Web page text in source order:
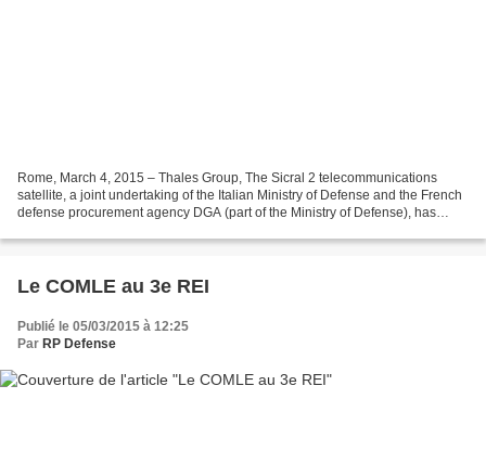
Rome, March 4, 2015 – Thales Group, The Sicral 2 telecommunications
satellite, a joint undertaking of the Italian Ministry of Defense and the French
defense procurement agency DGA (part of the Ministry of Defense), has
Le COMLE au 3e REI
Publié le 05/03/2015 à 12:25
Par RP Defense